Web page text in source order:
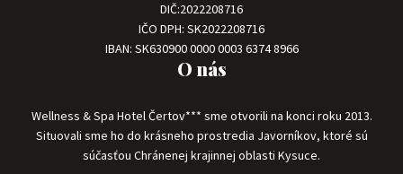
DIČ:2022208716
IČO DPH: SK2022208716
IBAN: SK630900 0000 0003 6374 8966
O nás
Wellness & Spa Hotel Čertov*** sme otvorili na konci roku 2013.
Situovali sme ho do krásneho prostredia Javorníkov, ktoré sú
súčasťou Chránenej krajinnej oblasti Kysuce.